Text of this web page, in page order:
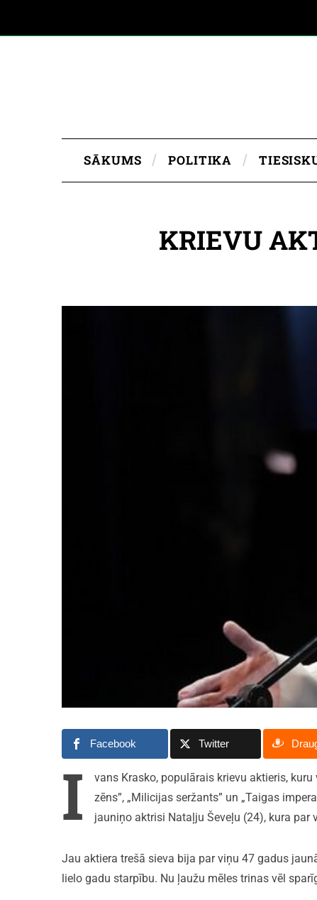
SĀKUMS POLITIKA
KRIEVU
Facebook Twitter
I
vans Krasko, populārais krievu aktieris,
zēns”, „Milicijas seržants” un „Taigas
jauniņo aktrisi Nataļju Ševeļu (24), kura par
Jau aktiera trešā sieva bija par viņu 47 gadus
lielo gadu starpību. Nu ļaužu mēles trinas vēl